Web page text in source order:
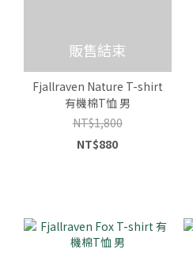
販售結束
Fjallraven Nature T-shirt
有機棉T恤 男
NT$1,800
NT$880